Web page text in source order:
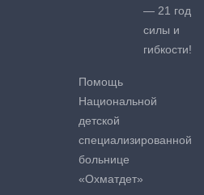
— 21 год
силы и
гибкости!
Помощь
Национальной
детской
специализированной
больнице
«Охматдет»